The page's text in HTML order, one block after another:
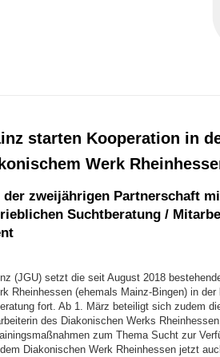
starten Kooperation in
Werk
zweijährigen Partnerschaft
Suchtberatung /
(JGU) setzt die seit August 2018
Rheinhessen (ehemals Mainz-Bingen) in der
fort. Ab 1. März beteiligt sich zudem
des Diakonischen Werks
zum Thema Sucht zur
Diakonischen Werk Rheinhessen jetzt